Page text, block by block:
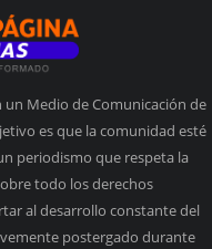
un Medio de Comunicación de
es que la comunidad esté
periodismo que respeta la
todo los derechos
al desarrollo constante del
postergado durante